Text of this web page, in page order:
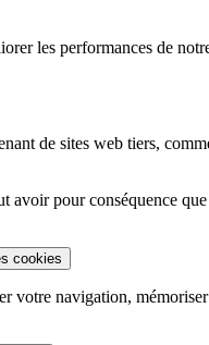
les performances de
de sites web tiers,
avoir pour conséquence
cookies
votre navigation,